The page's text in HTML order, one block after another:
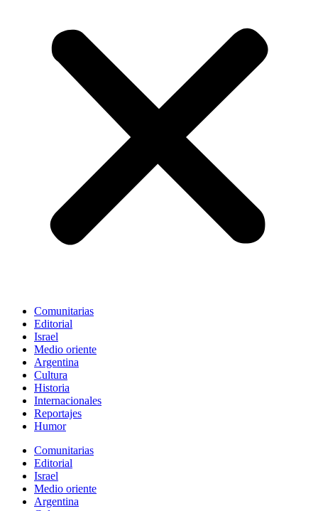
Comunitarias
Editorial
Israel
Medio oriente
Argentina
Cultura
Historia
Internacionales
Reportajes
Humor
Comunitarias
Editorial
Israel
Medio oriente
Argentina